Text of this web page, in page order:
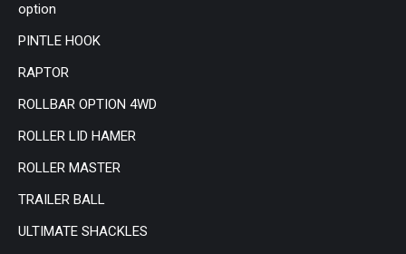
option
PINTLE HOOK
RAPTOR
ROLLBAR OPTION 4WD
ROLLER LID HAMER
ROLLER MASTER
TRAILER BALL
ULTIMATE SHACKLES